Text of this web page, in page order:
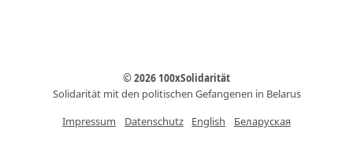
© 2026 100xSolidarität
Solidarität mit den politischen Gefangenen in Belarus
Impressum
Datenschutz English Беларуская